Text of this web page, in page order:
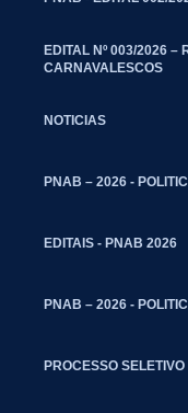
EDITAL Nº 003/2026 –
CARNAVALESCOS
NOTICIAS
PNAB – 2026 -
EDITAIS - PNAB 2026
PNAB – 2026 -
PROCESSO